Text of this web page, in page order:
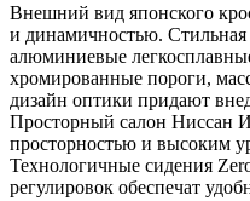
Внешний вид японского
и динамичностью. Стильная
алюминиевые
хромированные пороги,
дизайн оптики придают
Просторный салон Ниссан
просторностью и высоким
Технологичные сидения
регулировок обеспечат